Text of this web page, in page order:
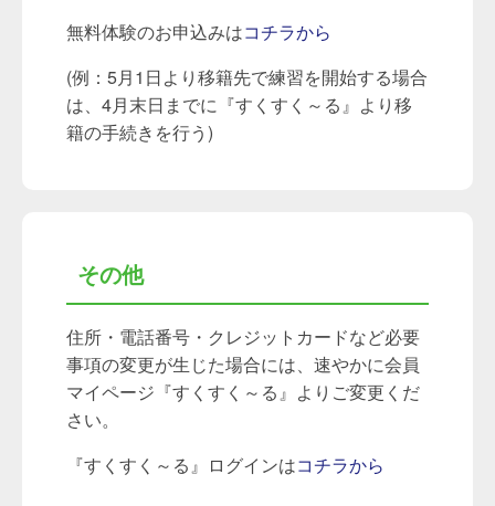
無料体験のお申込みはコチラから
(例：5月1日より移籍先で練習を開始する場合
は、4月末日までに『すくすく～る』より移
籍の手続きを行う)
その他
住所・電話番号・クレジットカードなど必要
事項の変更が生じた場合には、速やかに会員
マイページ『すくすく～る』よりご変更くだ
さい。
『すくすく～る』ログインはコチラから